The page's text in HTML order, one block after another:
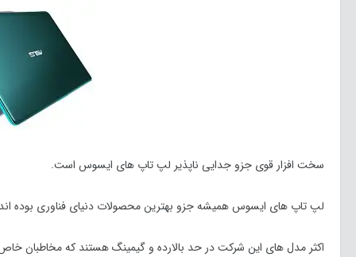
سخت افزار قوی جزو جدایی ناپذیر لپ تاپ های ایسوس است.
لپ تاپ های ایسوس همیشه جزو بهترین محصولات دنیای فناوری بوده
اکثر مدل های این شرکت در حد بالارده و گیمینگ هستند که مخاطبان خاص